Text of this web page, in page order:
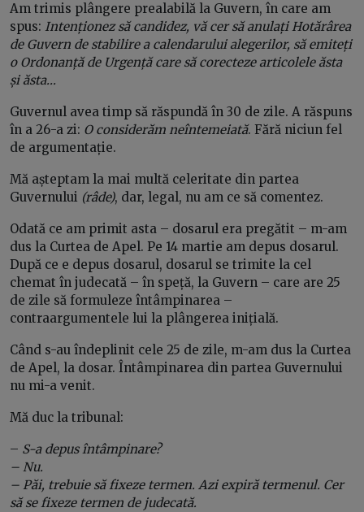
Am trimis plângere prealabilă la Guvern, în care am
spus: Intenționez să candidez, vă cer să anulați Hotărârea
de Guvern de stabilire a calendarului alegerilor, să emiteți
o Ordonanță de Urgență care să corecteze articolele ăsta
și ăsta…
Guvernul avea timp să răspundă în 30 de zile. A răspuns
în a 26-a zi: O considerăm neîntemeiată. Fără niciun fel
de argumentație.
Mă așteptam la mai multă celeritate din partea
Guvernului (râde), dar, legal, nu am ce să comentez.
Odată ce am primit asta – dosarul era pregătit – m-am
dus la Curtea de Apel. Pe 14 martie am depus dosarul.
După ce e depus dosarul, dosarul se trimite la cel
chemat în judecată – în speță, la Guvern – care are 25
de zile să formuleze întâmpinarea –
contraargumentele lui la plângerea inițială.
Când s-au îndeplinit cele 25 de zile, m-am dus la Curtea
de Apel, la dosar. Întâmpinarea din partea Guvernului
nu mi-a venit.
Mă duc la tribunal:
– S-a depus întâmpinare?
– Nu.
– Păi, trebuie să fixeze termen. Azi expiră termenul. Cer
să se fixeze termen de judecată.